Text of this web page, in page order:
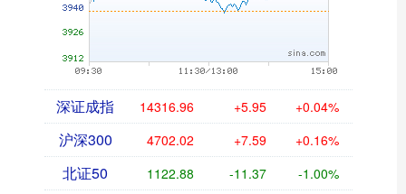
深证成指 14316.96 +5.95 +0.04%
沪深300 4702.02 +7.59 +0.16%
北证50 1122.88 -11.37 -1.00%